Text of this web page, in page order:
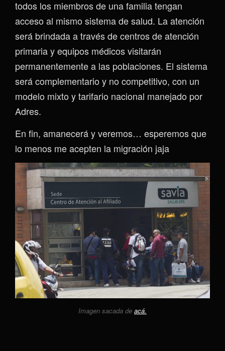
todos los miembros de una familia tengan
acceso al mismo sistema de salud. La atención
será brindada a través de centros de atención
primaria y equipos médicos visitarán
permanentemente a las poblaciones. El sistema
será complementario y no competitivo, con un
modelo mixto y tarifario nacional manejado por
Adres.
En fin, amanecerá y veremos… esperemos que
lo menos me acepten la migración jaja
Imagen sacada de acá.